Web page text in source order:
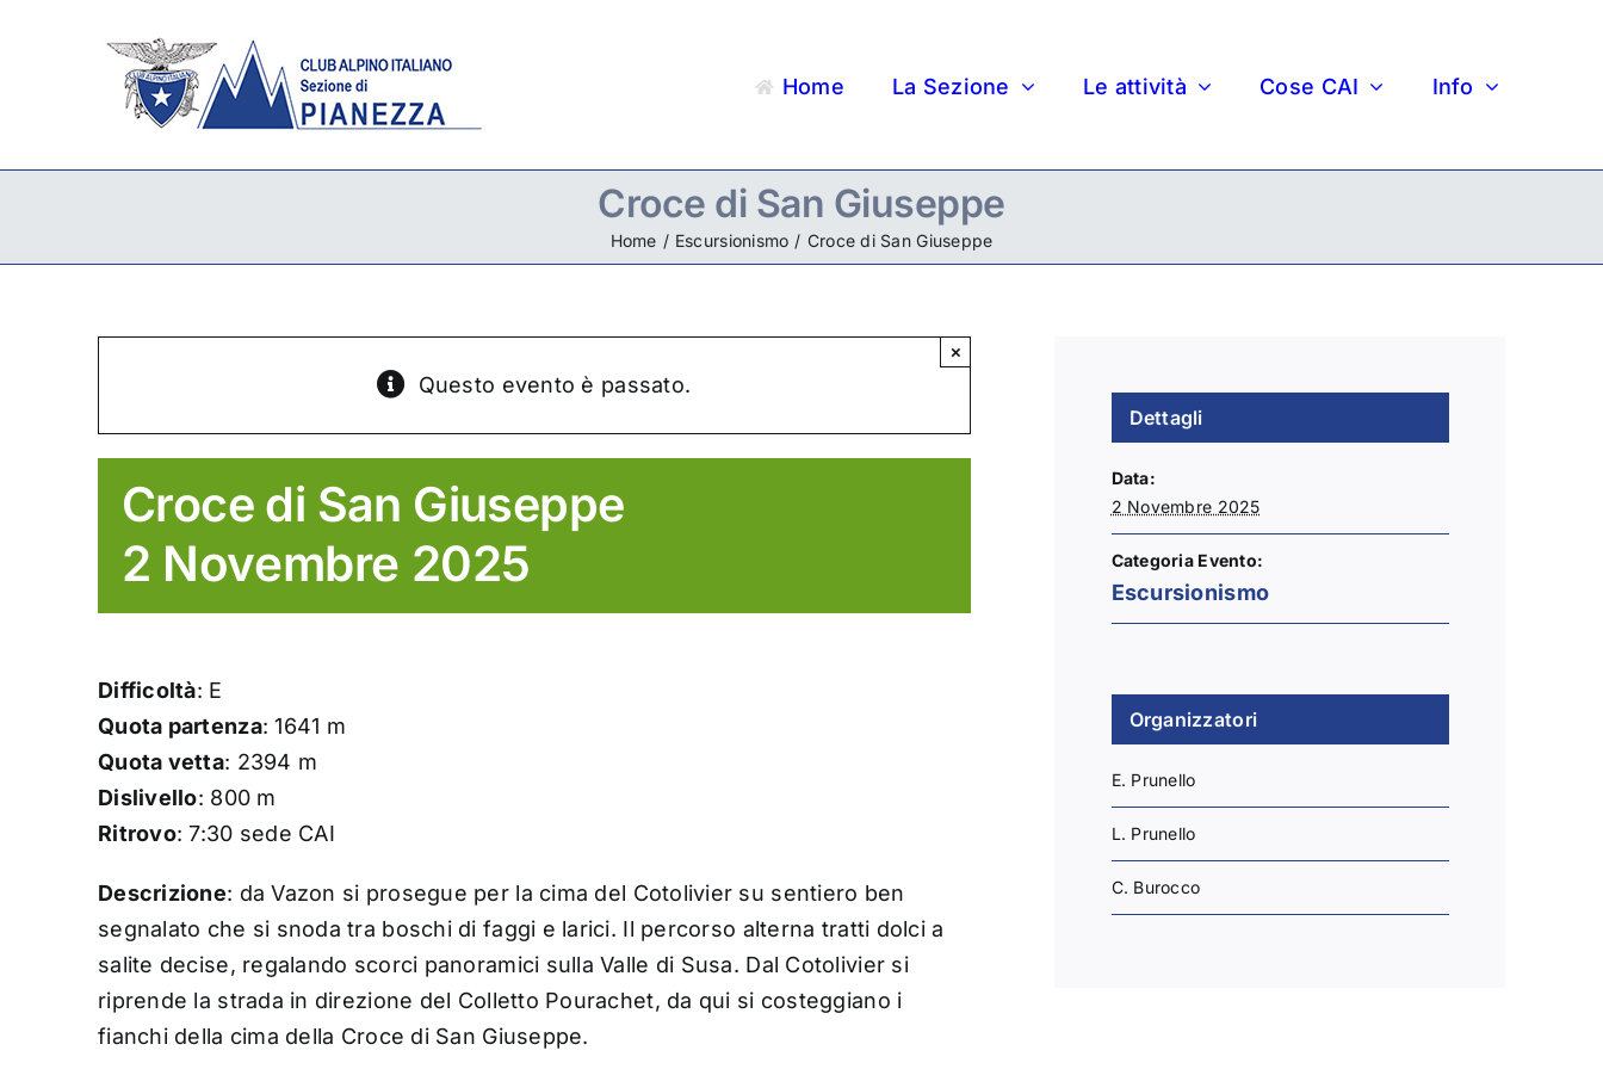
Home La Sezione Le attività Cose CAI Info
Croce di San Giuseppe
Home Escursionismo Croce di San Giuseppe
Questo evento è passato.
×
Croce di San Giuseppe
2 Novembre 2025
Difficoltà: E
Quota partenza: 1641 m
Quota vetta: 2394 m
Dislivello: 800 m
Ritrovo: 7:30 sede CAI
Descrizione: da Vazon si prosegue per la cima del Cotolivier su sentiero ben
segnalato che si snoda tra boschi di faggi e larici. Il percorso alterna tratti dolci a
salite decise, regalando scorci panoramici sulla Valle di Susa. Dal Cotolivier si
riprende la strada in direzione del Colletto Pourachet, da qui si costeggiano i
fianchi della cima della Croce di San Giuseppe.
Dettagli
Data:
2 Novembre 2025
Categoria Evento:
Escursionismo
Organizzatori
E. Prunello
L. Prunello
C. Burocco